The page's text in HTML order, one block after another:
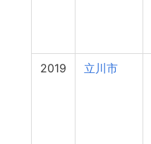
2019 立川市